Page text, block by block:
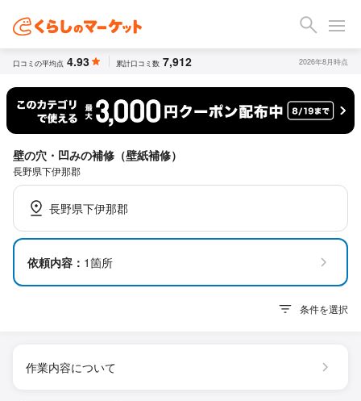
口コミの平均点 4.93 累計口コミ数 7,912 2026年8月時点
壁の穴・凹みの補修（壁紙補修）
長野県下伊那郡
長野県下伊那郡
依頼内容： 1箇所
条件を選択
作業内容について